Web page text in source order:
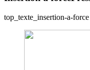
top_texte_insertion-a-force